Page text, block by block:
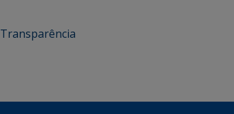
Transparência